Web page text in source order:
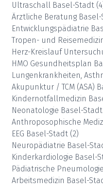
Ultraschall Basel-Stadt (4
Ärztliche Beratung
Entwicklungspädiatrie
Tropen- und
Herz-Kreislauf
HMO Gesundheitsplan
Lungenkrankheiten,
Akupunktur / TCM (ASA)
Kindernotfallmedizin
Neonatologie Basel-Stadt
Anthroposophische
EEG Basel-Stadt (2)
Neuropädiatrie Basel-
Kinderkardiologie Basel-
Pädiatrische Pneumologie
Arbeitsmedizin Basel-